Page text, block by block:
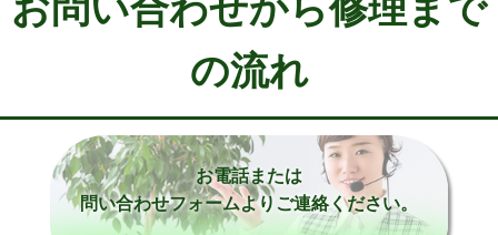
の流れ
お電話または
問い合わせフォームよりご連絡ください。